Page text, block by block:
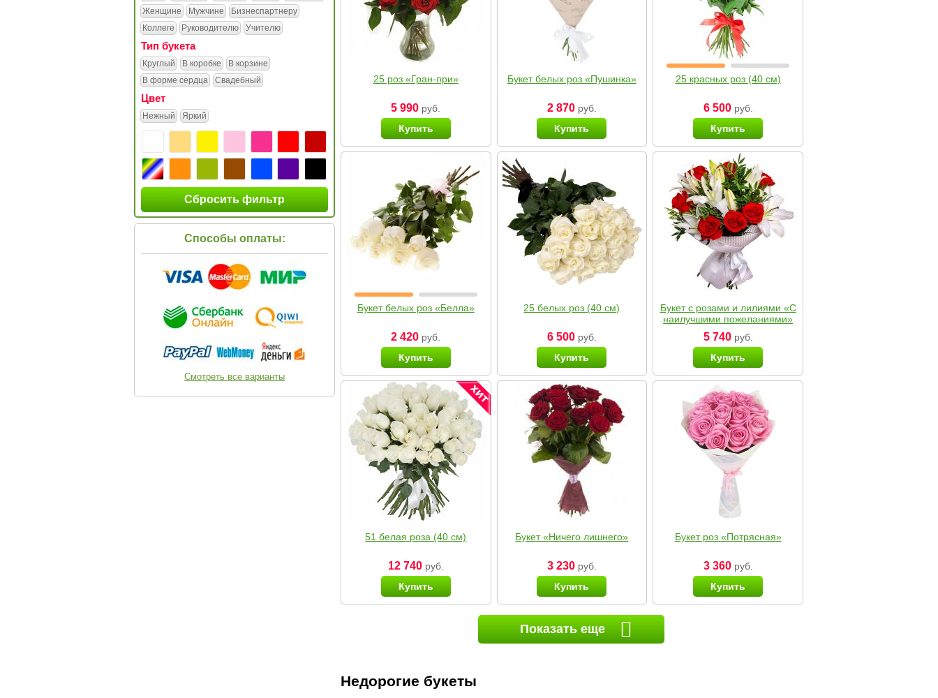
Женщине
Мужчине
Бизнеспартнеру
Коллеге
Руководителю Учителю
Тип букета
Круглый В коробке
В корзине
В форме сердца
Свадебный
Цвет
Нежный Яркий
Сбросить фильтр
Способы оплаты:
Смотреть все варианты
25 роз «Гран-при»
5 990 руб.
Купить
Букет белых роз «Пушинка»
2 870руб.
Купить
25 красных роз (40 см)
6 500руб.
Купить
Букет белых роз «Белла»
2 420 руб.
Купить
25 белых роз (40 см)
6 500руб.
Купить
Букет с розами и лилиями «С
наилучшими пожеланиями»
5 740руб.
Купить
51 белая роза (40 см)
12 740руб.
Купить
Букет «Ничего лишнего»
3 230руб.
Купить
Букет роз «Потрясная»
3 360руб.
Купить
Показать еще
Недорогие букеты